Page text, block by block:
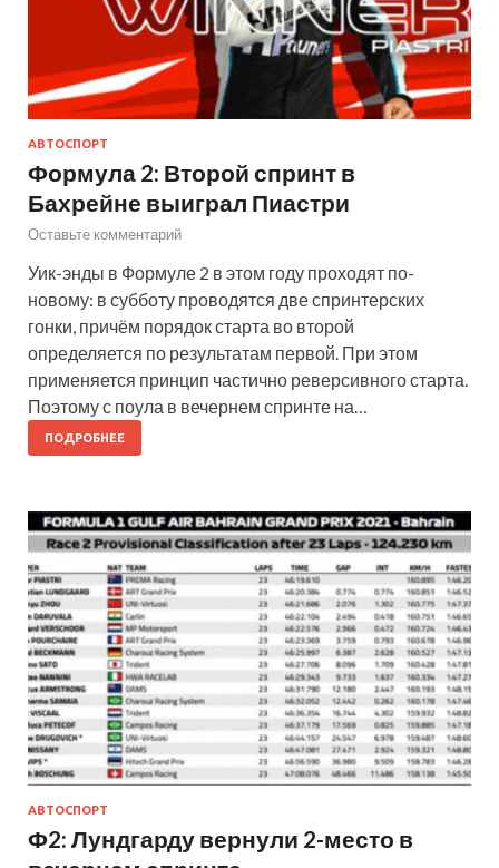
АВТОСПОРТ
Формула 2: Второй спринт в
Бахрейне выиграл Пиастри
Оставьте комментарий
Уик-энды в Формуле 2 в этом году проходят по-
новому: в субботу проводятся две спринтерских
гонки, причём порядок старта во второй
определяется по результатам первой. При этом
применяется принцип частично реверсивного старта.
Поэтому с поула в вечернем спринте на…
ПОДРОБНЕЕ
АВТОСПОРТ
Ф2: Лундгарду вернули 2-место в